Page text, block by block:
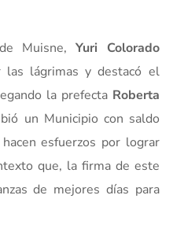
Muisne,Yuri Colorado
las lágrimas y destacó el
la prefecta Roberta
un Municipio con saldo
esfuerzos por lograr
que, la firma de este
de mejores días para